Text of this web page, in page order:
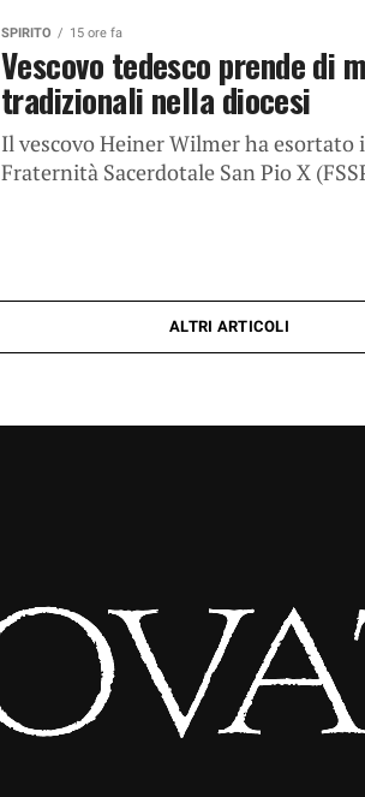
SPIRITO 15 ore fa
Vescovo tedesco prende di
tradizionali nella diocesi
Il vescovo Heiner Wilmer ha
Fraternità Sacerdotale San Pio X
ALTRI ARTICOLI